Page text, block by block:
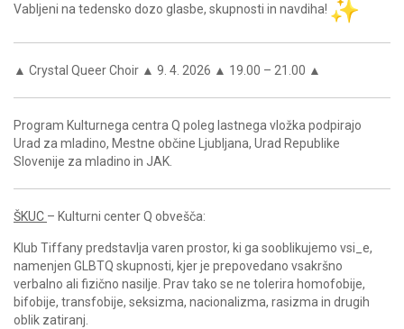
Vabljeni na tedensko dozo glasbe, skupnosti in navdiha!
▲ Crystal Queer Choir ▲ 9. 4. 2026 ▲ 19.00 – 21.00 ▲
Program Kulturnega centra Q poleg lastnega vložka podpirajo
Urad za mladino, Mestne občine Ljubljana, Urad Republike
Slovenije za mladino in JAK.
ŠKUC – Kulturni center Q obvešča:
Klub Tiffany predstavlja varen prostor, ki ga sooblikujemo vsi_e,
namenjen GLBTQ skupnosti, kjer je prepovedano vsakršno
verbalno ali fizično nasilje. Prav tako se ne tolerira homofobije,
bifobije, transfobije, seksizma, nacionalizma, rasizma in drugih
oblik zatiranj.